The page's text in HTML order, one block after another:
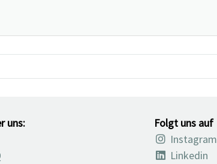
uns:
Folgt uns auf
Instagram
Linkedin